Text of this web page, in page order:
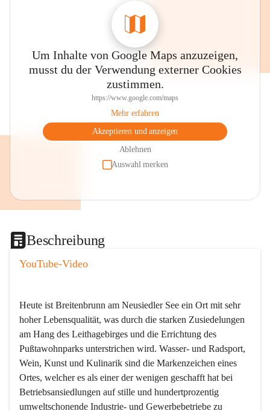
Um Inhalte von Google Maps anzuzeigen,
musst du der Verwendung externer Cookies
zustimmen.
https://www.google.com/maps
Mehr erfahren
Akzeptieren und anzeigen
Ablehnen
Auswahl merken
Beschreibung
YouTube-Video
Heute ist Breitenbrunn am Neusiedler See ein Ort mit sehr
hoher Lebensqualität, was durch die starken Zusiedelungen
am Hang des Leithagebirges und die Errichtung des
Pußtawohnparks unterstrichen wird. Wasser- und Radsport,
Wein, Kunst und Kulinarik sind die Markenzeichen eines
Ortes, welcher es als einer der wenigen geschafft hat bei
Betriebsansiedlungen auf stille und hundertprozentig
umweltschonende Industrie- und Gewerbebetriebe zu